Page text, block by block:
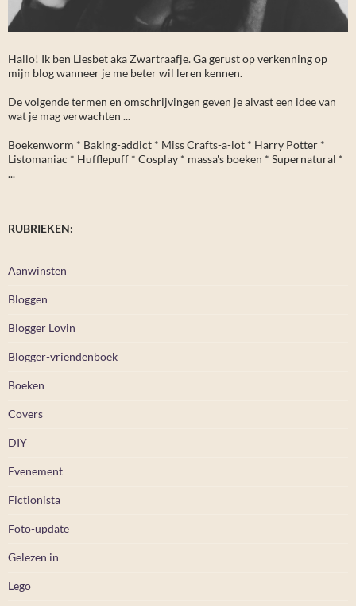
Hallo! Ik ben Liesbet aka Zwartraafje. Ga gerust op verkenning op
mijn blog wanneer je me beter wil leren kennen.
De volgende termen en omschrijvingen geven je alvast een idee van
wat je mag verwachten ...
Boekenworm * Baking-addict * Miss Crafts-a-lot * Harry Potter *
Listomaniac * Hufflepuff * Cosplay * massa's boeken * Supernatural *
...
RUBRIEKEN:
Aanwinsten
Bloggen
Blogger Lovin
Blogger-vriendenboek
Boeken
Covers
DIY
Evenement
Fictionista
Foto-update
Gelezen in
Lego